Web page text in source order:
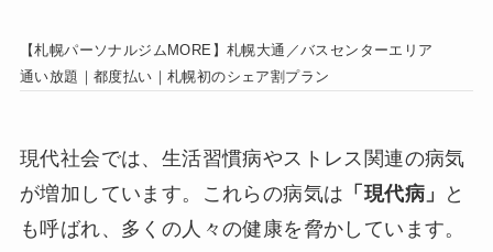
【札幌パーソナルジムMORE】札幌大通／バスセンターエリア
通い放題｜都度払い｜札幌初のシェア割プラン
現代社会では、生活習慣病やストレス関連の病気
が増加しています。これらの病気は 「現代病」
と
も呼ばれ、多くの人々の健康を脅かしています。